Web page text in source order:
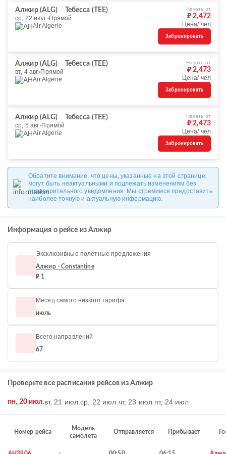
Алжир (ALG)
Тебесса (TEE)
ср, 22 июл. Прямой
Air Algerie
Начать от
₽ 2,472
Цена/ чел
Забронировать
Алжир (ALG)
Тебесса (TEE)
вт, 4 авг. Прямой
Air Algerie
Начать от
₽ 2,473
Цена/ чел
Забронировать
Алжир (ALG)
Тебесса (TEE)
ср, 5 авг. Прямой
Air Algerie
Начать от
₽ 2,473
Цена/ чел
Забронировать
Обратите внимание, что цены, указанные на этой странице,
могут быть неактуальными и подлежать изменениям без
предварительного уведомления. Мы стремимся предоставить
наиболее точную и актуальную информацию.
Информация о рейсе из Алжир
Эксклюзивные полетные предложения
Алжир - Constantine
₽ 1
Месяц самого низкого тарифа
июль
Всего направлений
67
Проверьте все расписания рейсов из Алжир
пн, 20 июл.вт, 21 июл.ср, 22 июл. чт, 23 июл. пт, 24 июл.
Номер рейса
Модель
самолета
Отправляется Прибывает